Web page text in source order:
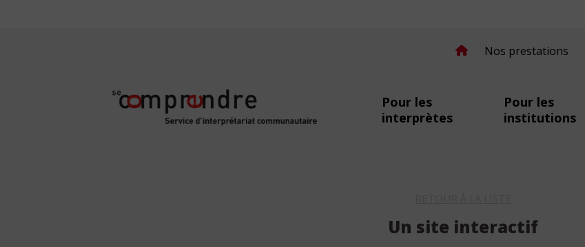
Nos prestations
Pour les
interprètes
Pour les
institutions
Un site interactif